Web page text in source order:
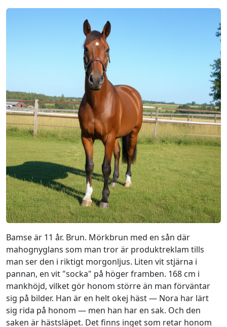
Bamse är 11 år. Brun. Mörkbrun med en sån där
mahognyglans som man tror är produktreklam tills
man ser den i riktigt morgonljus. Liten vit stjärna i
pannan, en vit "socka" på höger framben. 168 cm i
mankhöjd, vilket gör honom större än man förväntar
sig på bilder. Han är en helt okej häst — Nora har lärt
sig rida på honom — men han har en sak. Och den
saken är hästsläpet. Det finns inget som retar honom